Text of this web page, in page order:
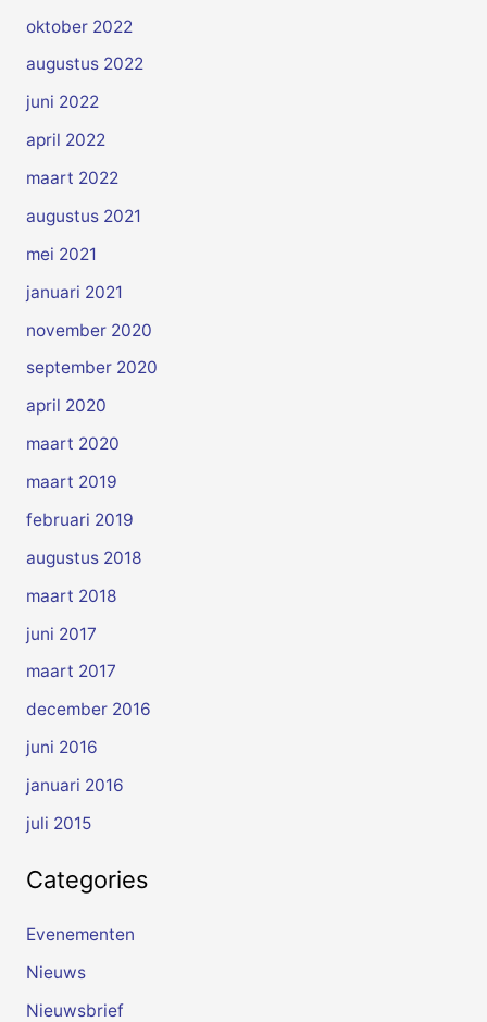
oktober 2022
augustus 2022
juni 2022
april 2022
maart 2022
augustus 2021
mei 2021
januari 2021
november 2020
september 2020
april 2020
maart 2020
maart 2019
februari 2019
augustus 2018
maart 2018
juni 2017
maart 2017
december 2016
juni 2016
januari 2016
juli 2015
Categories
Evenementen
Nieuws
Nieuwsbrief